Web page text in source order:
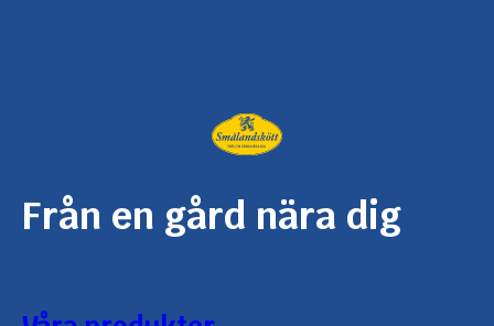
Från en gård nära dig